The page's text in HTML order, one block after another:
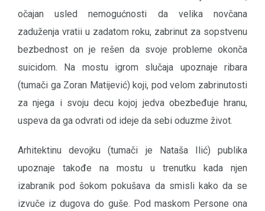
očajan usled nemogućnosti da velika novčana
zaduženja vratii u zadatom roku, zabrinut za sopstvenu
bezbednost on je rešen da svoje probleme okonča
suicidom. Na mostu igrom slučaja upoznaje ribara
(tumači ga Zoran Matijević) koji, pod velom zabrinutosti
za njega i svoju decu kojoj jedva obezbeđuje hranu,
uspeva da ga odvrati od ideje da sebi oduzme život.
Arhitektinu devojku (tumači je Nataša Ilić) publika
upoznaje takođe na mostu u trenutku kada njen
izabranik pod šokom pokušava da smisli kako da se
izvuče iz dugova do guše. Pod maskom Persone ona